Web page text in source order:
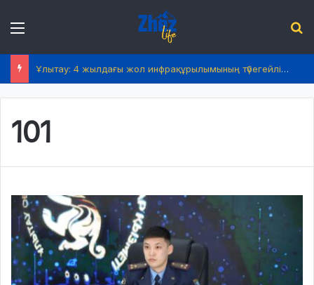
Ұлытау: 4 жылдағы жол инфрақұрылымының түбегейлі жаңаруы
101